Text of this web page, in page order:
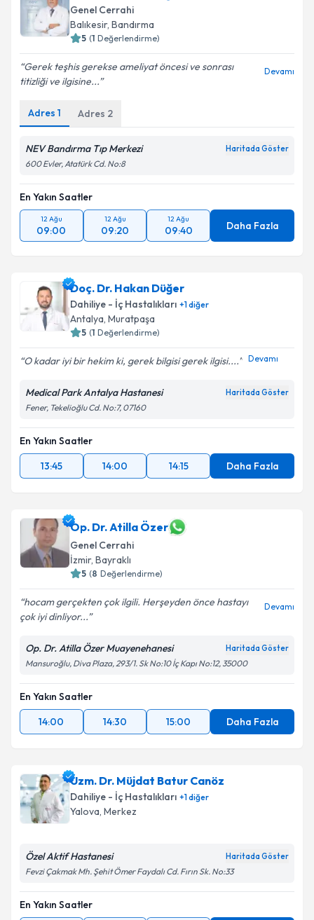
posta ile bilgilendireceğiz.
E-posta Adresiniz
Metni 'ni okudum ve kişisel verilerimin belirtilen
Genel Cerrahi
Balıkesir, Bandırma
5 (1 Değerlendirme)
Gerek teşhis gerekse ameliyat öncesi ve sonrası
titizliği ve ilgisine...
Devamı
Adres 1 Adres 2
NEV Bandırma Tıp Merkezi Haritada Göster
600 Evler, Atatürk Cd. No:8
En Yakın Saatler
12 Ağu
09:00
12 Ağu
09:20
12 Ağu
09:40 Daha Fazla
Doç. Dr. Hakan Düğer
Dahiliye - İç Hastalıkları +1diğer
Antalya, Muratpaşa
5 (1 Değerlendirme)
O kadar iyi bir hekim ki, gerek bilgisi gerek ilgisi.... Devamı
Medical Park Antalya Hastanesi Haritada Göster
Fener, Tekelioğlu Cd. No:7, 07160
En Yakın Saatler
13:45
14:00 14:15 Daha Fazla
Op. Dr. Atilla Özer
Genel Cerrahi
İzmir, Bayraklı
5 (8 Değerlendirme)
hocam gerçekten çok ilgili. Herşeyden önce hastayı
çok iyi dinliyor...
Devamı
Op. Dr. Atilla Özer Muayenehanesi Haritada Göster
Mansuroğlu, Diva Plaza, 293/1. Sk No:10 İç Kapı No:12, 35000
En Yakın Saatler
14:00
14:30 15:00 Daha Fazla
Uzm. Dr. Müjdat Batur Canöz
Dahiliye - İç Hastalıkları +1diğer
Yalova, Merkez
Özel Aktif Hastanesi Haritada Göster
Fevzi Çakmak Mh. Şehit Ömer Faydalı Cd. Fırın Sk. No:33
En Yakın Saatler